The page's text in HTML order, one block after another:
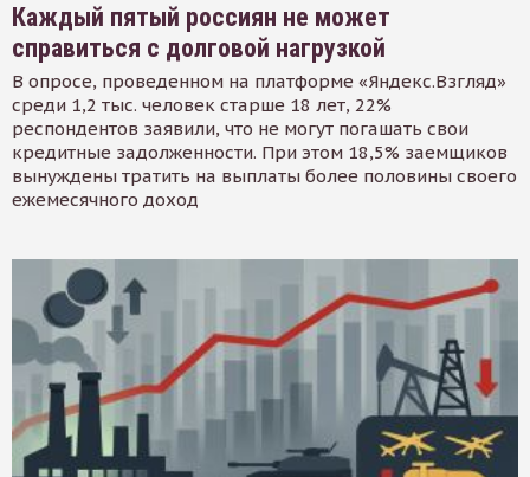
Каждый пятый россиян не может
справиться с долговой нагрузкой
В опросе, проведенном на платформе «Яндекс.Взгляд»
среди 1,2 тыс. человек старше 18 лет, 22%
респондентов заявили, что не могут погашать свои
кредитные задолженности. При этом 18,5% заемщиков
вынуждены тратить на выплаты более половины своего
ежемесячного доход